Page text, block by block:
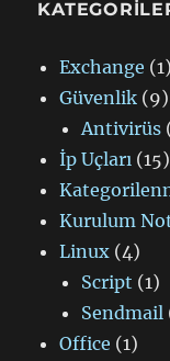
Exchange (1)
Güvenlik (9)
Antivirüs
İp Uçları (15)
Kurulum
Linux (4)
Script (1)
Sendmail
Office (1)